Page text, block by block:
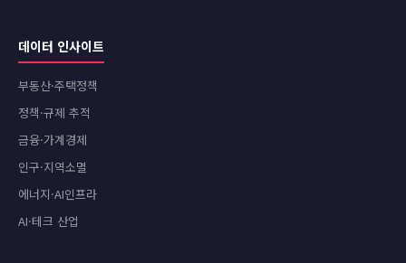
데이터 인사이트
부동산·주택정책
정책·규제 추적
금융·가계경제
인구·지역소멸
에너지·AI인프라
AI·테크 산업